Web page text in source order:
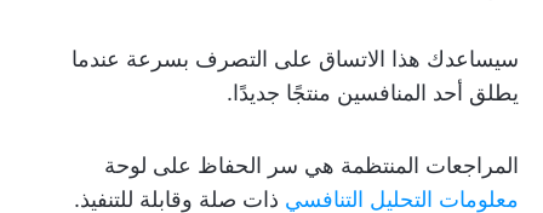
سيساعدك هذا الاتساق على التصرف بسرعة عندما
يطلق أحد المنافسين منتجًا جديدًا.
المراجعات المنتظمة هي سر الحفاظ على لوحة
معلومات التحليل التنافسي ذات صلة وقابلة للتنفيذ.